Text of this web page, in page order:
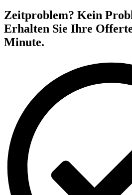
Zeitproblem? Kein
Erhalten Sie Ihre
Minute.